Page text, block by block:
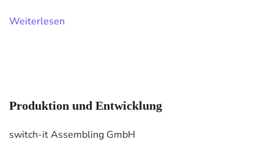
Weiterlesen
Produktion und Entwicklung
switch-it Assembling GmbH